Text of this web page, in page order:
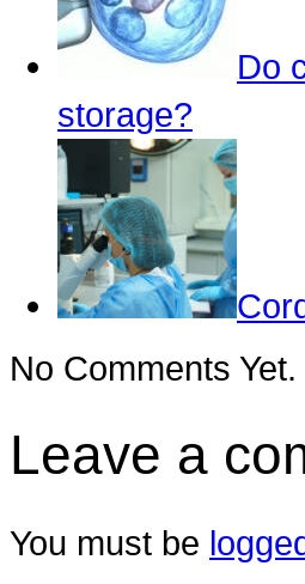
Do
storage?
No Comments Yet.
Leave a
You must be